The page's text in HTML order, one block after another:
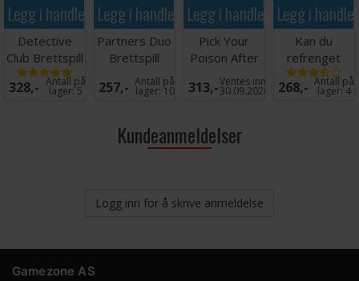
Legg i handlekurven
Detective
Club Brettspill
Norsk
328,- Antall på
lager:5
Legg i handlekurven
Partners Duo
Brettspill
257,- Antall på
lager: 10
Legg i handlekurven
Pick Your
Poison After
Dark Ed
Kortspill
313,-Ventes inn
30.09.2026
Legg i
Kan du
refrenget
Brettspill
268,- Antall på
lager:4
Kundeanmeldelser
Logg inn for å skrive anmeldelse
Gamezone AS